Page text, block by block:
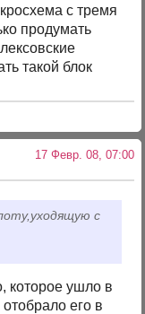
с тремя
продумать
такой блок
17 Февр. 08, 07:00
с
которое ушло в
его в